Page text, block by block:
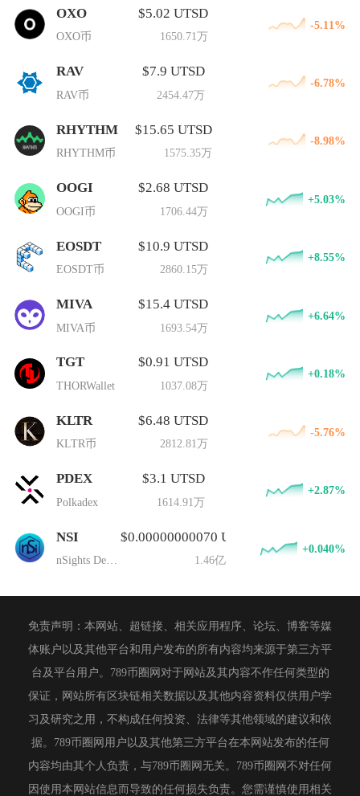
OXO
OXO币
$5.02 UTSD
1650.71万
-5.11%
RAV
RAV币
$7.9 UTSD
2454.47万
-6.78%
RHYTHM
RHYTHM币
$15.65 UTSD
1575.35万
-8.98%
OOGI
OOGI币
$2.68 UTSD
1706.44万
+5.03%
EOSDT
EOSDT币
$10.9 UTSD
2860.15万
+8.55%
MIVA
MIVA币
$15.4 UTSD
1693.54万
+6.64%
TGT
THORWallet
$0.91 UTSD
1037.08万
+0.18%
KLTR
KLTR币
$6.48 UTSD
2812.81万
-5.76%
PDEX
Polkadex
$3.1 UTSD
1614.91万
+2.87%
NSI
nSights DeFi Trader
$0.00000000070 UTSD
1.46亿
+0.040%
免责声明：本网站、超链接、相关应用程序、论坛、博客等媒
体账户以及其他平台和用户发布的所有内容均来源于第三方平
台及平台用户。789币圈网对于网站及其内容不作任何类型的
保证，网站所有区块链相关数据以及其他内容资料仅供用户学
习及研究之用，不构成任何投资、法律等其他领域的建议和依
据。789币圈网用户以及其他第三方平台在本网站发布的任何
内容均由其个人负责，与789币圈网无关。789币圈网不对任何
因使用本网站信息而导致的任何损失负责。您需谨慎使用相关